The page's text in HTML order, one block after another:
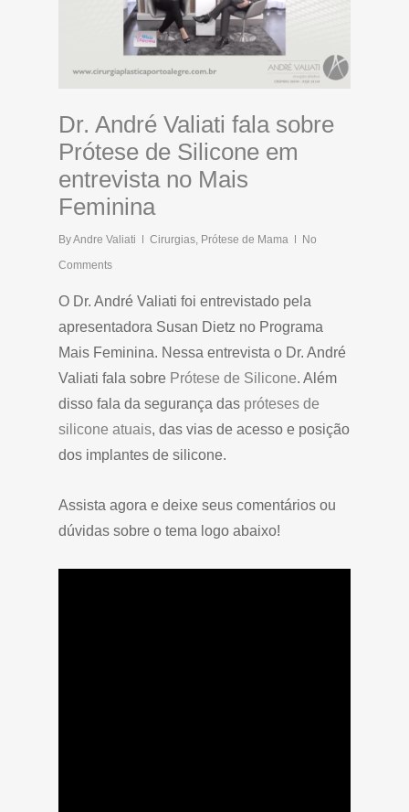
Dr. André Valiati fala sobre
Prótese de Silicone em
entrevista no Mais
Feminina
ByAndre Valiati Cirurgias, Prótese de Mama
No
Comments
O Dr. André Valiati foi entrevistado pela
apresentadora Susan Dietz no Programa
Mais Feminina. Nessa entrevista o Dr. André
Valiati fala sobre Prótese de Silicone. Além
disso fala da segurança das próteses de
silicone atuais, das vias de acesso e posição
dos implantes de silicone.
Assista agora e deixe seus comentários ou
dúvidas sobre o tema logo abaixo!